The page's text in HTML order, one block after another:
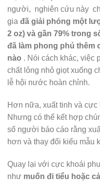
người, nghiên cứu này
gia đã giải phóng một
2 oz) và gần 79% trong
đã làm phong phú thêm
nào . Nói cách khác, việc
chất lỏng nhỏ giọt xuống
lễ hội nước hoàn chỉnh.
Hơn nữa, xuất tinh và
Nhưng có thể kết hợp
số người báo cáo rằng
hơn và thay đổi kiểu mẫu
Quay lại với cực khoái
như muốn đi tiểu hoặc